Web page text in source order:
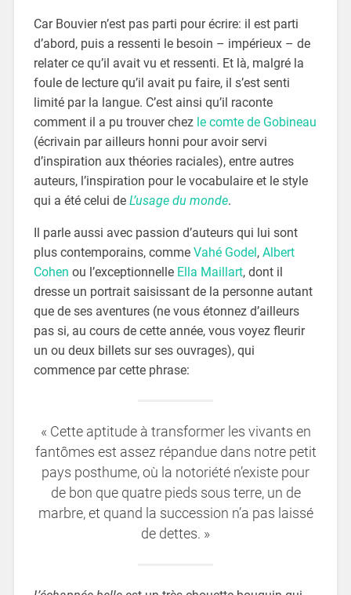
Car Bouvier n’est pas parti pour écrire: il est parti
d’abord, puis a ressenti le besoin – impérieux – de
relater ce qu’il avait vu et ressenti. Et là, malgré la
foule de lecture qu’il avait pu faire, il s’est senti
limité par la langue. C’est ainsi qu’il raconte
comment il a pu trouver chez le comte de Gobineau
(écrivain par ailleurs honni pour avoir servi
d’inspiration aux théories raciales), entre autres
auteurs, l’inspiration pour le vocabulaire et le style
qui a été celui de L’usage du monde.
Il parle aussi avec passion d’auteurs qui lui sont
plus contemporains, comme Vahé Godel, Albert
Cohen ou l’exceptionnelle Ella Maillart, dont il
dresse un portrait saisissant de la personne autant
que de ses aventures (ne vous étonnez d’ailleurs
pas si, au cours de cette année, vous voyez fleurir
un ou deux billets sur ses ouvrages), qui
commence par cette phrase:
« Cette aptitude à transformer les vivants en
fantômes est assez répandue dans notre petit
pays posthume, où la notoriété n’existe pour
de bon que quatre pieds sous terre, un de
marbre, et quand la succession n’a pas laissé
de dettes. »